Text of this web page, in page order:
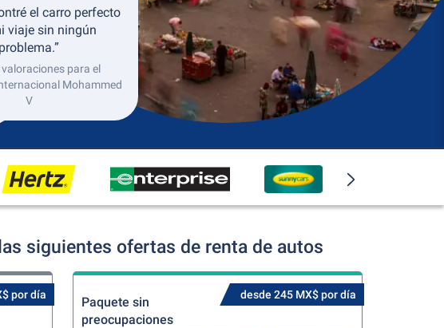
el carro perfecto
viaje sin ningún
problema.”
para el
Mohammed
V
siguientes ofertas de renta de autos
por día desde 245 MX$ por día
Paquete sin
preocupaciones